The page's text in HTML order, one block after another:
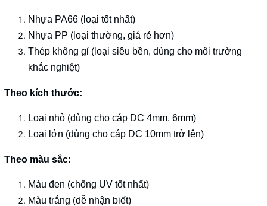
Nhựa PA66 (loại tốt nhất)
Nhựa PP (loại thường, giá rẻ hơn)
Thép không gỉ (loại siêu bền, dùng cho môi trường
khắc nghiệt)
Theo kích thước:
Loại nhỏ (dùng cho cáp DC 4mm, 6mm)
Loại lớn (dùng cho cáp DC 10mm trở lên)
Theo màu sắc:
Màu đen (chống UV tốt nhất)
Màu trắng (dễ nhận biết)